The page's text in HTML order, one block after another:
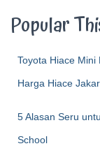
Popular
Toyota Hiace Mini
Harga Hiace
5 Alasan Seru
School